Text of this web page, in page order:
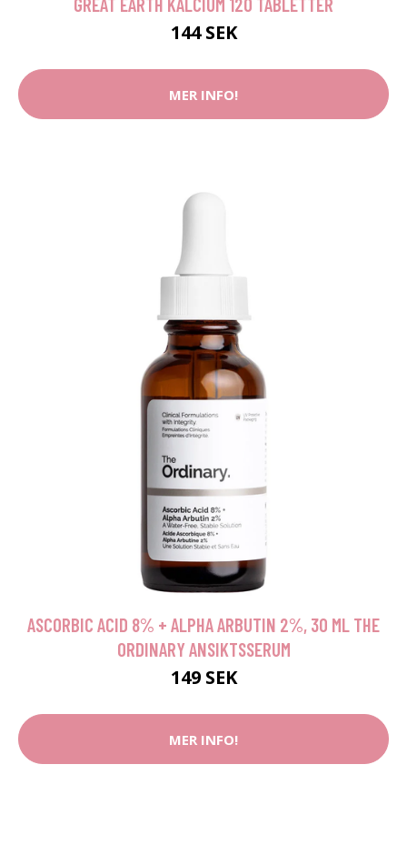
144 SEK
MER INFO!
ASCORBIC ACID 8% + ALPHA ARBUTIN 2%, 30 ML THE
ORDINARY ANSIKTSSERUM
149 SEK
MER INFO!